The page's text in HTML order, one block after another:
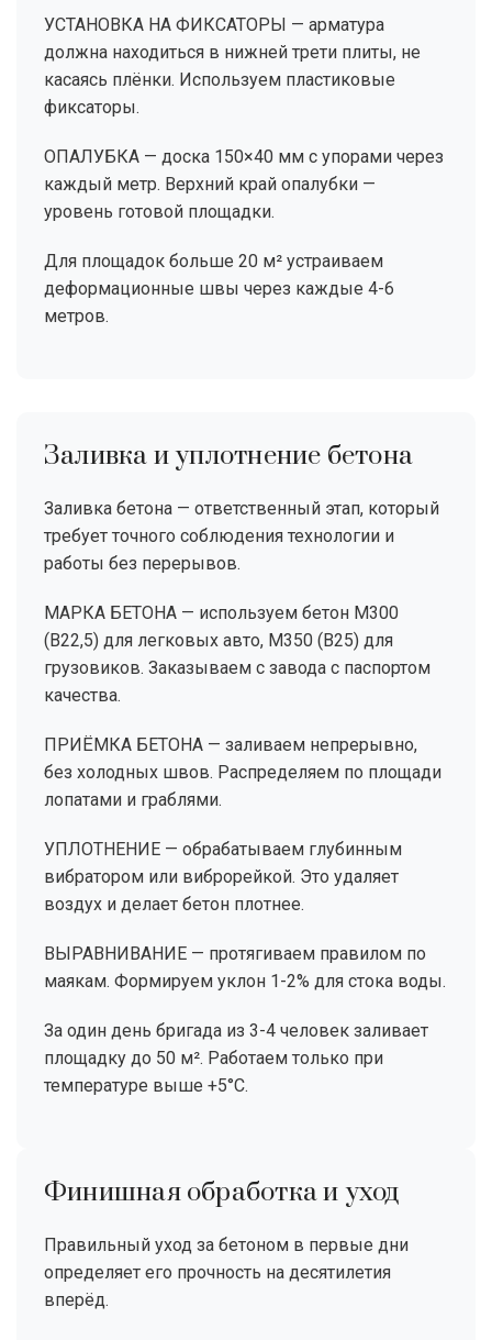
УСТАНОВКА НА ФИКСАТОРЫ — арматура
должна находиться в нижней трети плиты, не
касаясь плёнки. Используем пластиковые
фиксаторы.
ОПАЛУБКА — доска 150×40 мм с упорами через
каждый метр. Верхний край опалубки —
уровень готовой площадки.
Для площадок больше 20 м² устраиваем
деформационные швы через каждые 4-6
метров.
Заливка и уплотнение бетона
Заливка бетона — ответственный этап, который
требует точного соблюдения технологии и
работы без перерывов.
МАРКА БЕТОНА — используем бетон М300
(B22,5) для легковых авто, М350 (B25) для
грузовиков. Заказываем с завода с паспортом
качества.
ПРИЁМКА БЕТОНА — заливаем непрерывно,
без холодных швов. Распределяем по площади
лопатами и граблями.
УПЛОТНЕНИЕ — обрабатываем глубинным
вибратором или виброрейкой. Это удаляет
воздух и делает бетон плотнее.
ВЫРАВНИВАНИЕ — протягиваем правилом по
маякам. Формируем уклон 1-2% для стока воды.
За один день бригада из 3-4 человек заливает
площадку до 50 м². Работаем только при
температуре выше +5°C.
Финишная обработка и уход
Правильный уход за бетоном в первые дни
определяет его прочность на десятилетия
вперёд.